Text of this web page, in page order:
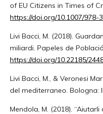
of EU Citizens in Times of
https://doi.org/10.1007/978-
Livi Bacci, M. (2018).
miliardi. Papeles de
https://doi.org/10.22185/
Livi Bacci, M., & Veronesi
del mediterraneo. Bologna:
Mendola, M. (2018).